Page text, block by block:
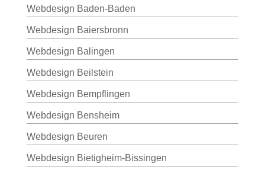
Webdesign Baden-Baden
Webdesign Baiersbronn
Webdesign Balingen
Webdesign Beilstein
Webdesign Bempflingen
Webdesign Bensheim
Webdesign Beuren
Webdesign Bietigheim-Bissingen